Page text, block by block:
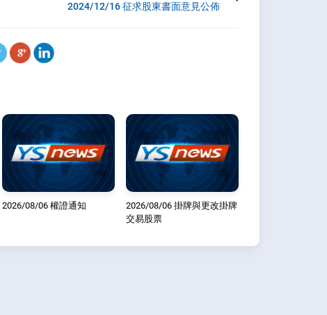
2024/12/16 征求股東書面意見公佈
2026/08/06 權證通知
2026/08/06 掛牌與更改掛牌
交易股票